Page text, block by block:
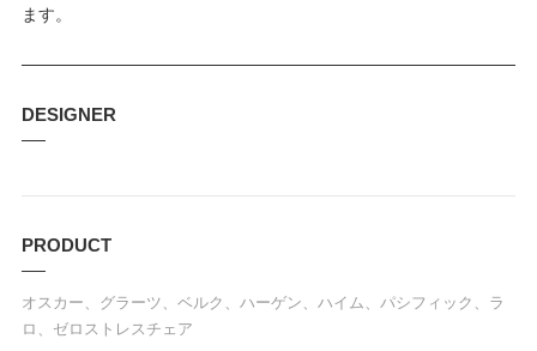
ます。
DESIGNER
PRODUCT
オスカー、グラーツ、ベルク、ハーゲン、ハイム、パシフィック、ラ
ロ、ゼロストレスチェア